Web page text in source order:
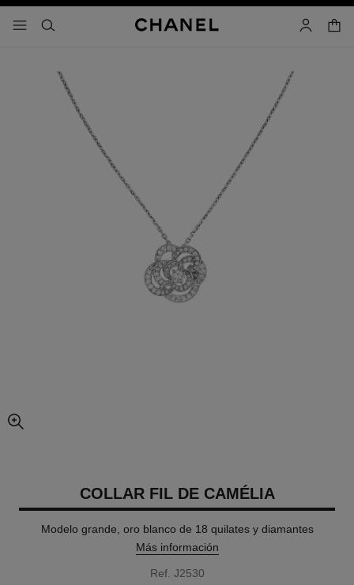
- navegación principal
buscar cuenta
carrito
imagen agrandada
COLLAR FIL DE CAMÉLIA
Modelo grande, oro blanco de 18 quilates y diamantes
Más información
Ref. J2530